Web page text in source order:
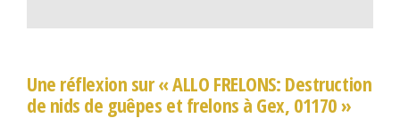
Une réflexion sur « ALLO FRELONS: Destruction
de nids de guêpes et frelons à Gex, 01170 »